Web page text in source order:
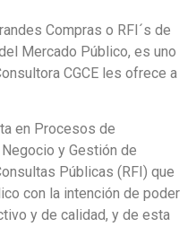
Compras o RFI´s de
Mercado Público, es uno
CGCE les ofrece a
en Procesos de
y Gestión de
Públicas (RFI) que
con la intención de poder
y de calidad, y de esta